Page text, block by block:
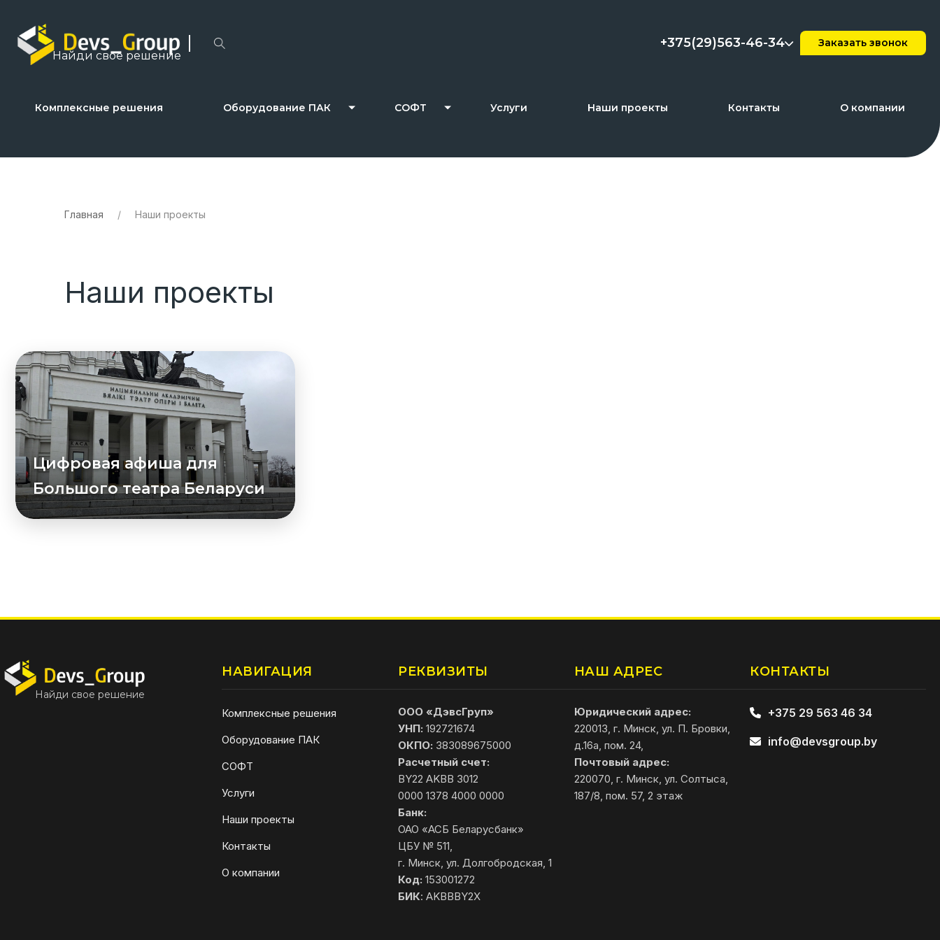
Найди свое решение
+375(29)563-46-34 Заказать звонок
Комплексные решения Оборудование ПАК СОФТ Услуги Наши проекты Контакты О компании
Главная / Наши проекты
Наши проекты
Цифровая афиша для
Большого театра Беларуси
Найди свое решение
НАВИГАЦИЯ
Комплексные решения
Оборудование ПАК
СОФТ
Услуги
Наши проекты
Контакты
О компании
РЕКВИЗИТЫ
ООО «ДэвсГруп»
УНП: 192721674
ОКПО: 383089675000
Расчетный счет:
BY22 AKBB 3012
0000 1378 4000 0000
Банк:
ОАО «АСБ Беларусбанк»
ЦБУ № 511,
г. Минск, ул. Долгобродская, 1
Код: 153001272
БИК: AKBBBY2X
НАШ АДРЕС
Юридический адрес:
220013, г. Минск, ул. П. Бровки,
д.16а, пом. 24,
Почтовый адрес:
220070, г. Минск, ул. Солтыса,
187/8, пом. 57, 2 этаж
КОНТАКТЫ
+375 29 563 46 34
info@devsgroup.by